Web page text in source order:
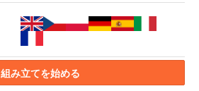
組み立てを始める